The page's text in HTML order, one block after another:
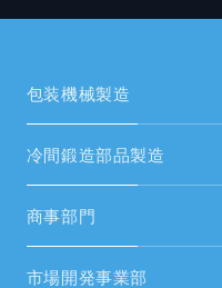
包装機械製造
包装機械製造TOP
冷間鍛造部品製造
冷間鍛造部品製造TOP
商事部門
FAシステム・受配電設備
市場開発事業部